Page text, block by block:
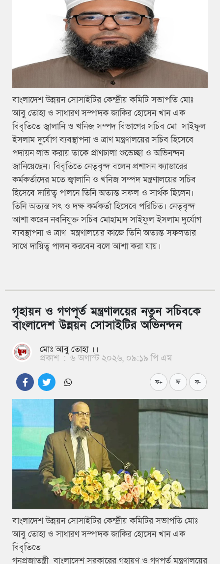
বাংলাদেশ উন্নয়ন সোসাইটির কেন্দ্রীয় কমিটি সভাপতি মোঃ
আবু তোহা ও সাধারণ সম্পাদক জাকির হোসেন খান এক
বিবৃতিতে জ্বালানি ও খনিজ সম্পদ বিভাগের সচিব মো সাইফুল
ইসলাম দুর্যোগ ব্যবস্থাপনা ও ত্রাণ মন্ত্রণালয়ের সচিব হিসেবে
পদায়ন লাভ করায় তাকে প্রাণঢালা শুভেচ্ছা ও অভিনন্দন
জানিয়েছেন। বিবৃতিতে নেতৃবৃন্দ বলেন প্রশাসন ক্যাডারের
কর্মকর্তাদের মতে জ্বালানি ও খনিজ সম্পদ মন্ত্রণালয়ের সচিব
হিসেবে দায়িত্ব পালনে তিনি অত্যন্ত সফল ও সার্থক ছিলেন।
তিনি অত্যন্ত সৎ ও দক্ষ কর্মকর্তা হিসেবে পরিচিত। নেতৃবৃন্দ
আশা করেন নবনিযুক্ত সচিব মোহাম্মদ সাইফুল ইসলাম দুর্যোগ
ব্যবস্থাপনা ও ত্রাণ মন্ত্রণালয়ের কাজে তিনি অত্যন্ত সফলতার
সাথে দায়িত্ব পালন করবেন বলে আশা করা যায়।
গৃহায়ন ও গণপূর্ত মন্ত্রণালয়ের নতুন সচিবকে
বাংলাদেশ উন্নয়ন সোসাইটির অভিনন্দন
মোঃ আবু তোহা ।।
প্রকাশ : ৬ অগাস্ট ২০২৬, ০৯:১৯ পি এম
ফ+ ফ ফ-
বাংলাদেশ উন্নয়ন সোসাইটির কেন্দ্রীয় কমিটির সভাপতি মোঃ
আবু তোহা ও সাধারণ সম্পাদক জাকির হোসেন খান এক
বিবৃতিতে
গনপ্রজাতন্ত্রী বাংলাদেশ সরকারের গৃহায়ণ ও গণপূর্ত মন্ত্রণালয়ের